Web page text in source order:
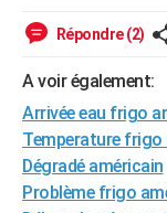
VOYAGE
GUIDES D'ACHAT
BONS PLANS
CARTE DE VOEUX
Répondre (2)
A voir également:
Arrivée eau frigo
Temperature frigo
Dégradé américain
Problème frigo